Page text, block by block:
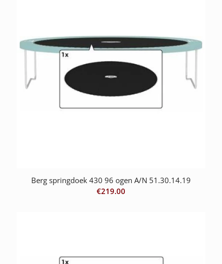
Berg springdoek 430 96 ogen A/N 51.30.14.19
€219.00